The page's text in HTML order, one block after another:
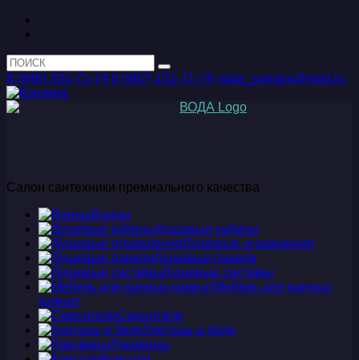
8 (846) 201-71-74 8 (987) 151-71-74 voda_samara@mail.ru
Салон сантехники премиального качества
Ванны
Душевые кабины
Душевые ограждения
Душевые панели
Душевые системы
Мебель для ванных
комнат
Смесители
Унитазы и биде
Раковины